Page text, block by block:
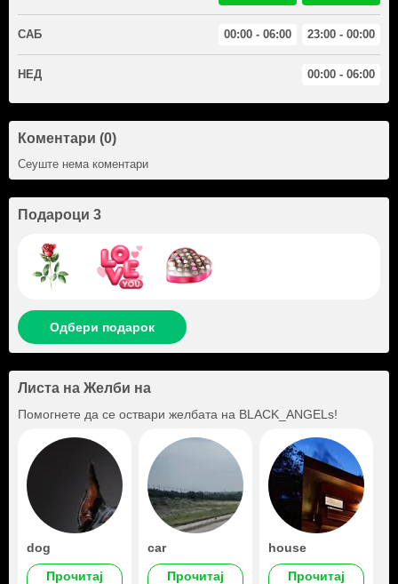
САБ 00:00 - 06:00 23:00 - 00:00
НЕД 00:00 - 06:00
Коментари (0)
Сеуште нема коментари
Подароци 3
Одбери подарок
Листа на Желби на
Помогнете да се оствари желбата на BLACK_ANGELs!
dog
Прочитај
car
Прочитај
house
Прочитај